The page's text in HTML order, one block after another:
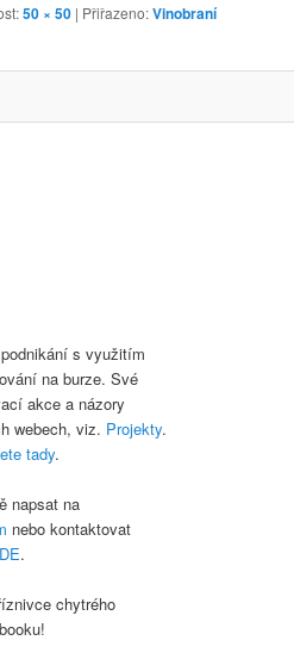
50 × 50 | Přiřazeno:Vinobraní
s využitím
na burze. Své
akce a názory
webech, viz. Projekty.
tady.
napsat na
nebo kontaktovat
.
chytrého